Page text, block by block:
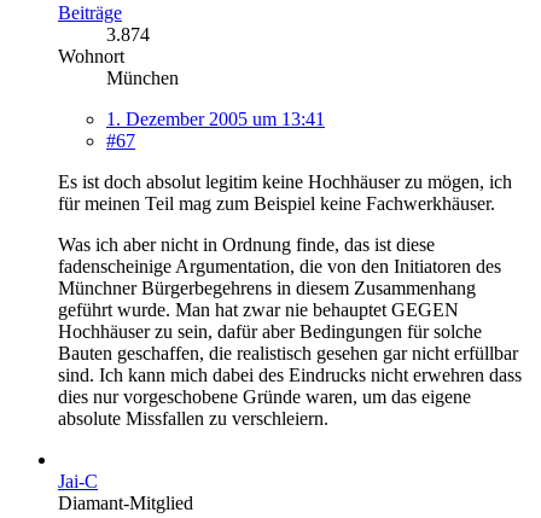
Beiträge
3.874
Wohnort
München
1. Dezember 2005 um 13:41
#67
Es ist doch absolut legitim keine Hochhäuser zu mögen, ich
für meinen Teil mag zum Beispiel keine Fachwerkhäuser.
Was ich aber nicht in Ordnung finde, das ist diese
fadenscheinige Argumentation, die von den Initiatoren des
Münchner Bürgerbegehrens in diesem Zusammenhang
geführt wurde. Man hat zwar nie behauptet GEGEN
Hochhäuser zu sein, dafür aber Bedingungen für solche
Bauten geschaffen, die realistisch gesehen gar nicht erfüllbar
sind. Ich kann mich dabei des Eindrucks nicht erwehren dass
dies nur vorgeschobene Gründe waren, um das eigene
absolute Missfallen zu verschleiern.
Jai-C
Diamant-Mitglied